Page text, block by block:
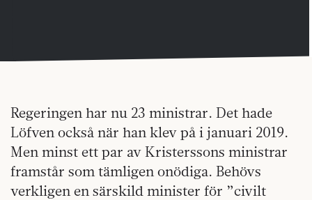
Regeringen har nu 23 ministrar. Det hade
Löfven också när han klev på i januari 2019.
Men minst ett par av Kristerssons ministrar
framstår som tämligen onödiga. Behövs
verkligen en särskild minister för ”civilt